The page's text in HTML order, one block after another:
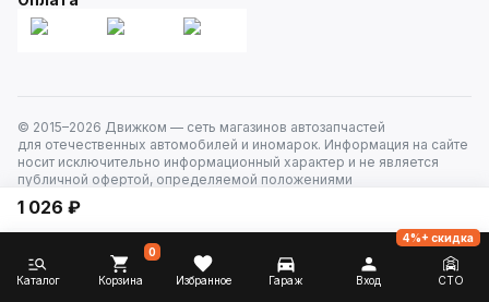
1 026 ₽
© 2015–2026 Движком — сеть магазинов автозапчастей
для отечественных автомобилей и иномарок. Информация на сайте
носит исключительно информационный характер и не является
публичной офертой, определяемой положениями
Каталог Корзина
0
Избранное Гараж Вход СТО
4%+ скидка